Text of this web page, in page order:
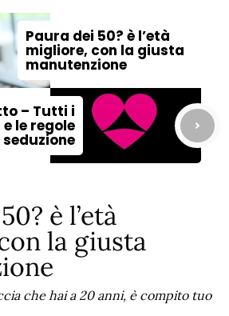
Paura dei 50? è l’età
migliore, con la giusta
manutenzione
– Tutti i
le regole
è l’età
la giusta
che hai a 20 anni, è compito tuo